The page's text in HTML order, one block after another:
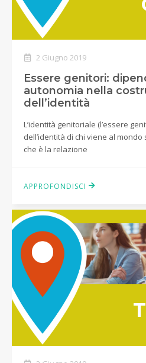
2 Giugno 2019
Essere genitori:
autonomia nella
dell’identità
L’identità genitoriale (l’essere
dell’identità di chi viene al
che è la relazione
APPROFONDISCI